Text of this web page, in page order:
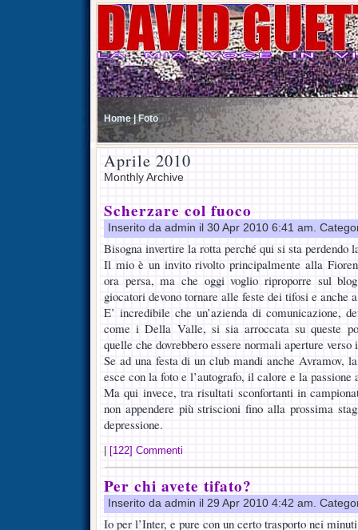
Home | Foto
Aprile 2010
Monthly Archive
Scherzare col fuoco
Inserito da admin il 30 Apr 2010 6:41 am.
Bisogna invertire la rotta perché qui si sta perdendo
Il mio è un invito rivolto principalmente alla
ora persa, ma che oggi voglio riproporre sul
giocatori devono tornare alle feste dei tifosi e anche
E’ incredibile che un’azienda di comunicazione,
come i Della Valle, si sia arroccata su queste
quelle che dovrebbero essere normali aperture
Se ad una festa di un club mandi anche Avramov,
esce con la foto e l’autografo, il calore e la passione
Ma qui invece, tra risultati sconfortanti in
non appendere più striscioni fino alla prossima
depressione.
[122] Commenti
Per chi avete tifato?
Inserito da admin il 29 Apr 2010 4:42 am.
Io per l’Inter, e pure con un certo trasporto nei